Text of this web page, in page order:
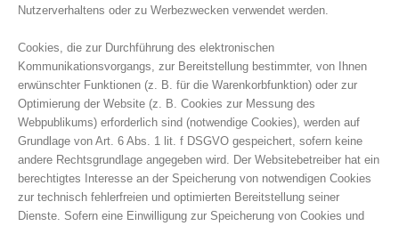
Nutzerverhaltens oder zu Werbezwecken verwendet werden.
Cookies, die zur Durchführung des elektronischen
Kommunikationsvorgangs, zur Bereitstellung bestimmter, von Ihnen
erwünschter Funktionen (z. B. für die Warenkorbfunktion) oder zur
Optimierung der Website (z. B. Cookies zur Messung des
Webpublikums) erforderlich sind (notwendige Cookies), werden auf
Grundlage von Art. 6 Abs. 1 lit. f DSGVO gespeichert, sofern keine
andere Rechtsgrundlage angegeben wird. Der Websitebetreiber hat ein
berechtigtes Interesse an der Speicherung von notwendigen Cookies
zur technisch fehlerfreien und optimierten Bereitstellung seiner
Dienste. Sofern eine Einwilligung zur Speicherung von Cookies und